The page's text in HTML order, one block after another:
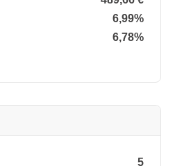
6,99%
6,78%
5